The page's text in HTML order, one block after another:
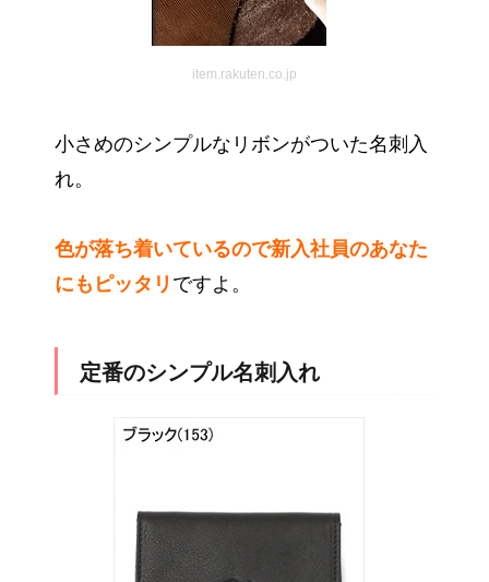
item.rakuten.co.jp
小さめのシンプルなリボンがついた名刺入
れ。
色が落ち着いているので新入社員のあなた
にもピッタリ ですよ。
定番のシンプル名刺入れ